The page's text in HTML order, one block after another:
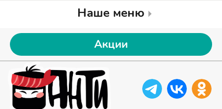
Наше меню
Акции